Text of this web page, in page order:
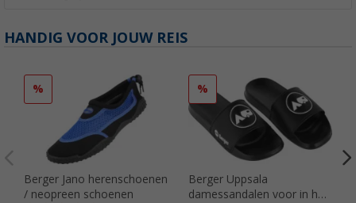
HANDIG VOOR JOUW REIS
%
Berger Jano herenschoenen
/ neopreen schoenen
%
Berger Uppsala
damessandalen voor in het